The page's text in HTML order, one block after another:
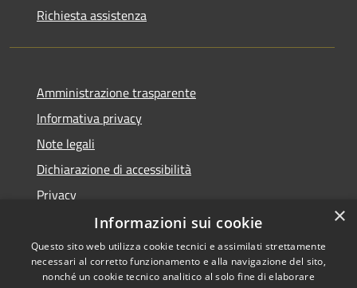
Richiesta assistenza
Amministrazione trasparente
Informativa privacy
Note legali
Dichiarazione di accessibilità
Privacy
Copyright © 2026 • Comune di
×
Informazioni sui cookie
Questo sito web utilizza cookie tecnici e assimilati strettamente
necessari al corretto funzionamento e alla navigazione del sito,
nonché un cookie tecnico analitico al solo fine di elaborare